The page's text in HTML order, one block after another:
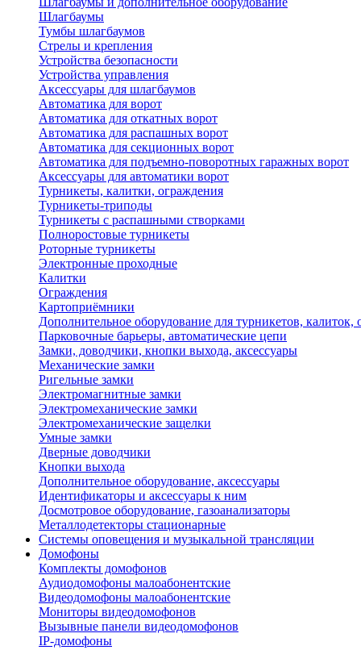
Шлагбаумы
Тумбы шлагбаумов
Стрелы и крепления
Устройства безопасности
Устройства управления
Аксессуары для шлагбаумов
Автоматика для ворот
Автоматика для откатных ворот
Автоматика для распашных ворот
Автоматика для секционных ворот
Автоматика для подъемно-поворотных гаражных ворот
Аксессуары для автоматики ворот
Турникеты, калитки, ограждения
Турникеты-триподы
Турникеты с распашными створками
Полноростовые турникеты
Роторные турникеты
Электронные проходные
Калитки
Ограждения
Картоприёмники
Дополнительное оборудование для турникетов, калиток,
Парковочные барьеры, автоматические цепи
Замки, доводчики, кнопки выхода, аксессуары
Механические замки
Ригельные замки
Электромагнитные замки
Электромеханические замки
Электромеханические защелки
Умные замки
Дверные доводчики
Кнопки выхода
Дополнительное оборудование, аксессуары
Идентификаторы и аксессуары к ним
Досмотровое оборудование, газоанализаторы
Металлодетекторы стационарные
Системы оповещения и музыкальной трансляции
Домофоны
Комплекты домофонов
Аудиодомофоны малоабонентские
Видеодомофоны малоабонентские
Мониторы видеодомофонов
Вызывные панели видеодомофонов
IP-домофоны